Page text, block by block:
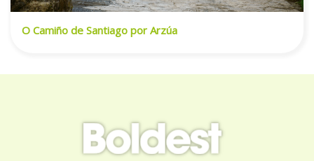
O Camiño de Santiago por Arzúa